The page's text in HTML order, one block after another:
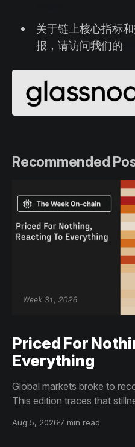
关于链上核心指标
报，请访问我们的
Recommended
Priced For
Everything
Global markets broke to
This edition traces that
than capitulation, and an
Aug 5, 2026 7 min read